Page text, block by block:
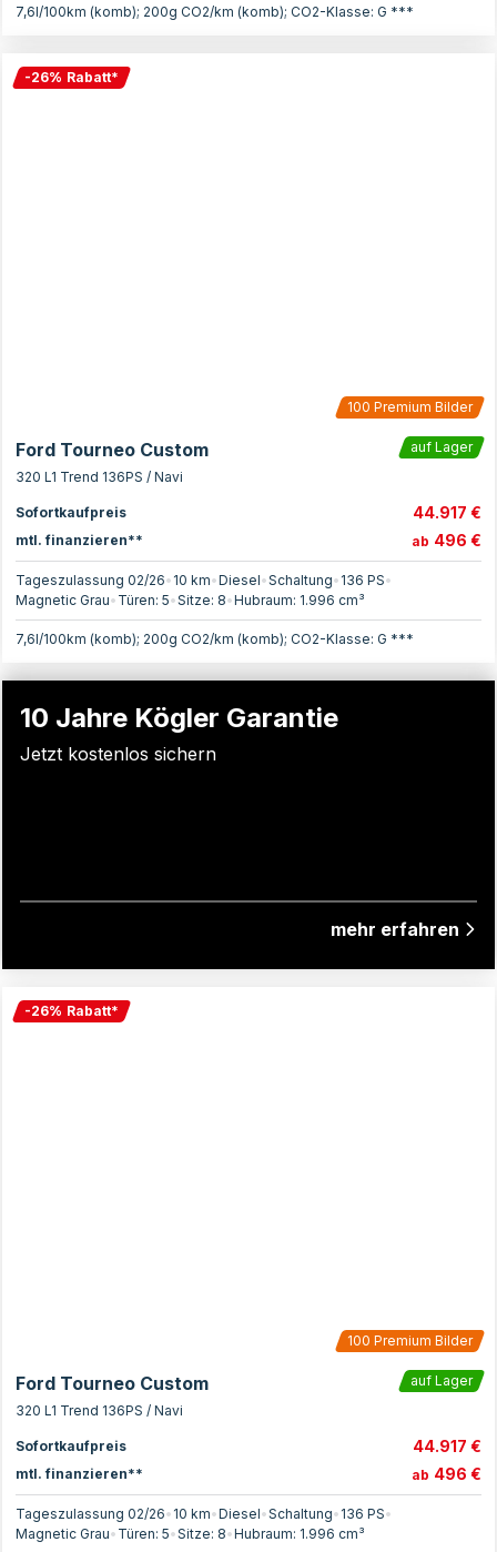
7,6l/100km (komb); 200g CO2/km (komb); CO2-Klasse: G ***
-26% Rabatt*
100 Premium Bilder
Ford Tourneo Custom
auf Lager
320 L1 Trend 136PS / Navi
Sofortkaufpreis 44.917 €
mtl. finanzieren** ab 496 €
Tageszulassung 02/26• 10 km•Diesel•Schaltung• 136 PS•
Magnetic Grau• Türen: 5•Sitze: 8•Hubraum: 1.996 cm³
7,6l/100km (komb); 200g CO2/km (komb); CO2-Klasse: G ***
10 Jahre Kögler Garantie
Jetzt kostenlos sichern
mehr erfahren
-26% Rabatt*
100 Premium Bilder
Ford Tourneo Custom
auf Lager
320 L1 Trend 136PS / Navi
Sofortkaufpreis 44.917 €
mtl. finanzieren** ab 496 €
Tageszulassung 02/26• 10 km•Diesel•Schaltung• 136 PS•
Magnetic Grau• Türen: 5•Sitze: 8•Hubraum: 1.996 cm³